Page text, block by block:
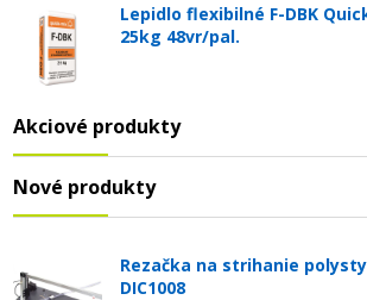
Lepidlo flexibilné F-DBK
25kg 48vr/pal.
Akciové produkty
Nové produkty
Rezačka na strihanie
DIC1008